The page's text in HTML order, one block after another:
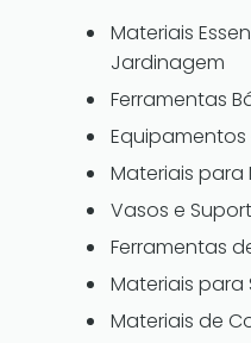
Materiais
Jardinagem
Ferramentas
Materiais para
Vasos e
Ferramentas
Materiais para
Materiais de